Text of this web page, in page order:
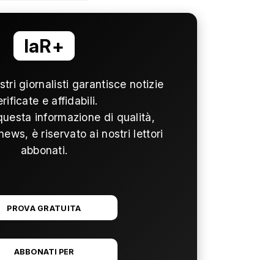
laR+
giornalisti garantisce notizie
e affidabili.
informazione di qualità,
è riservato ai nostri lettori
abbonati.
PROVA GRATUITA
ABBONATI PER